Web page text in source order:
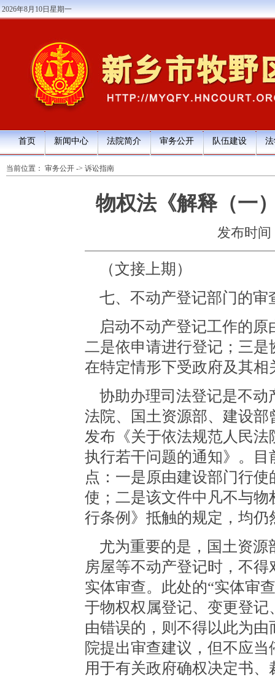
2026年8月10日星期一
首页 新闻中心 法院简介 审务公开 队伍建设
当前位置： 审务公开 -> 诉讼指南
物权法《解释（一
发布时间
（文接上期）
七、不动产登记部门的审
启动不动产登记工作的原
二是依申请进行登记；三
在特定情形下受政府及其相
协助办理司法登记是不动
法院、国土资源部、建设部
发布《关于依法规范人民
执行若干问题的通知》。
点：一是原由建设部门行
使；二是该文件中凡不与
行条例》抵触的规定，均仍
尤为重要的是，国土资源
房屋等不动产登记时，不
实体审查。此处的“实体审
于物权权属登记、变更登
由错误的，则不得以此为
院提出审查建议，但不应
用于有关政府确权决定书